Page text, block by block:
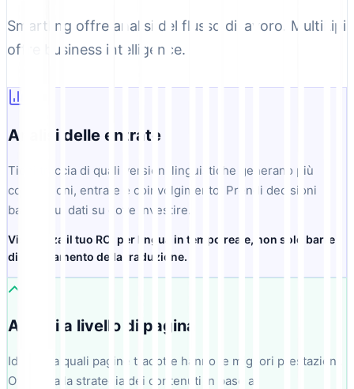
Smartling offre analisi del flusso di lavoro. MultiLipi
offre business intelligence.
Analisi delle entrate
Tieni traccia di quali versioni linguistiche generano più
conversioni, entrate e coinvolgimento. Prendi decisioni
basate sui dati su dove investire.
Visualizza il tuo ROI per lingua in tempo reale, non solo barre
di avanzamento della traduzione.
Analisi a livello di pagina
Identifica quali pagine tradotte hanno le migliori prestazioni.
Ottimizza la strategia dei contenuti in base al